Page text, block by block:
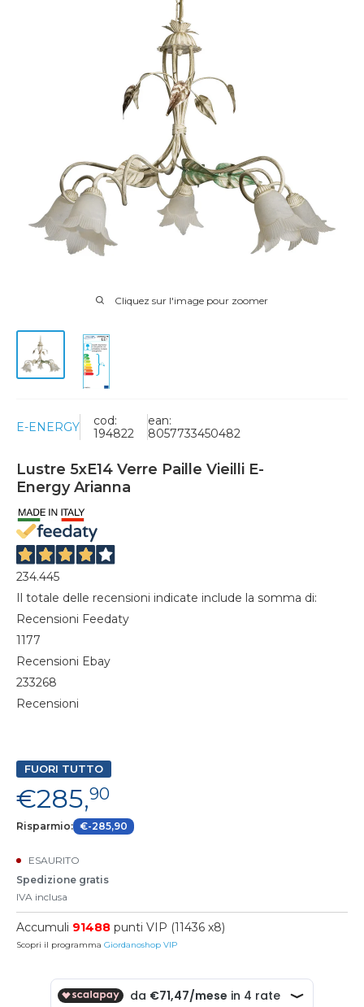
Cliquez sur l'image pour zoomer
E-ENERGY
cod:
194822
ean:
8057733450482
Lustre 5xE14 Verre Paille Vieilli E-
Energy Arianna
234.445
Il totale delle recensioni indicate include la somma di:
Recensioni Feedaty
1177
Recensioni Ebay
233268
Recensioni
FUORI TUTTO
€285,90
Risparmio: €-285,90
ESAURITO
Spedizione gratis
IVA inclusa
Accumuli 91488 punti VIP (11436 x8)
Scopri il programma Giordanoshop VIP